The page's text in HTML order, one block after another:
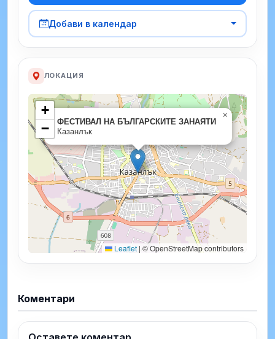
Добави в календар
ЛОКАЦИЯ
ФЕСТИВАЛ НА БЪЛГАРСКИТЕ ЗАНАЯТИ
Казанлък
×
+
−
Leaflet | © OpenStreetMap contributors
Коментари